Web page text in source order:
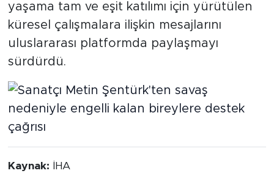
yaşama tam ve eşit katılımı için yürütülen
küresel çalışmalara ilişkin mesajlarını
uluslararası platformda paylaşmayı
sürdürdü.
Kaynak: İHA